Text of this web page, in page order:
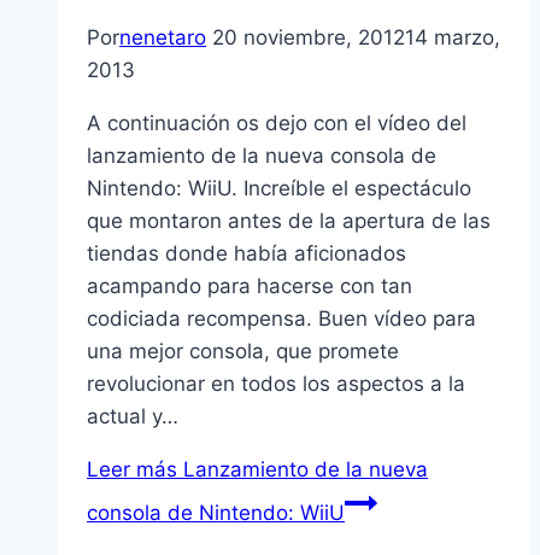
Pornenetaro 20 noviembre, 201214 marzo,
2013
A continuación os dejo con el ví­deo del
lanzamiento de la nueva consola de
Nintendo: WiiU. Increí­ble el espectáculo
que montaron antes de la apertura de las
tiendas donde habí­a aficionados
acampando para hacerse con tan
codiciada recompensa. Buen ví­deo para
una mejor consola, que promete
revolucionar en todos los aspectos a la
actual y…
Leer más Lanzamiento de la nueva
consola de Nintendo: WiiU